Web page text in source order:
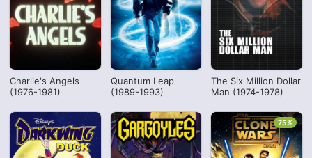
Charlie's Angels
(1976-1981)
Quantum Leap
(1989-1993)
The Six Million Dollar
Man (1974-1978)
75%